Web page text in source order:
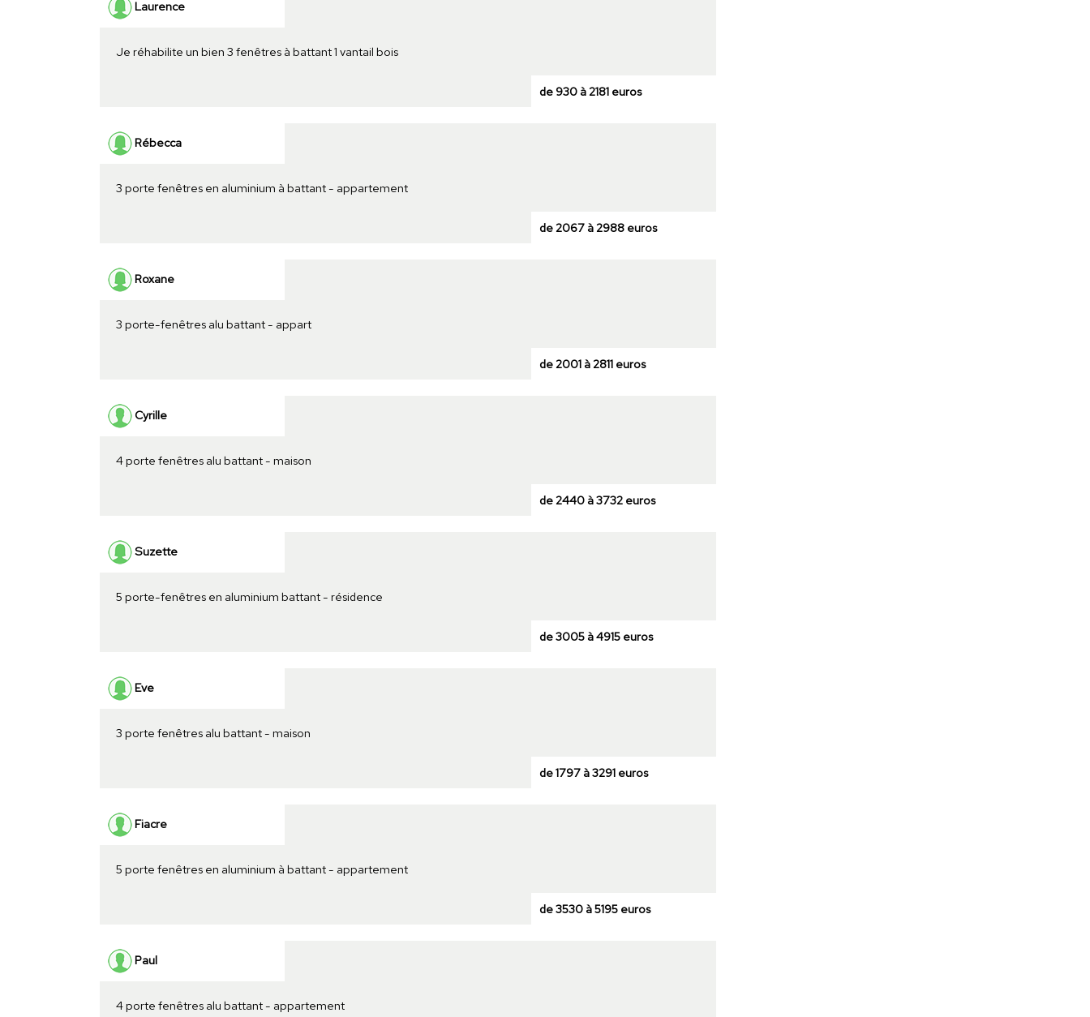
Laurence
Je réhabilite un bien 3 fenêtres à battant 1 vantail bois
de 930 à 2181 euros
Rébecca
3 porte fenêtres en aluminium à battant - appartement
de 2067 à 2988 euros
Roxane
3 porte-fenêtres alu battant - appart
de 2001 à 2811 euros
Cyrille
4 porte fenêtres alu battant - maison
de 2440 à 3732 euros
Suzette
5 porte-fenêtres en aluminium battant - résidence
de 3005 à 4915 euros
Eve
3 porte fenêtres alu battant - maison
de 1797 à 3291 euros
Fiacre
5 porte fenêtres en aluminium à battant - appartement
de 3530 à 5195 euros
Paul
4 porte fenêtres alu battant - appartement